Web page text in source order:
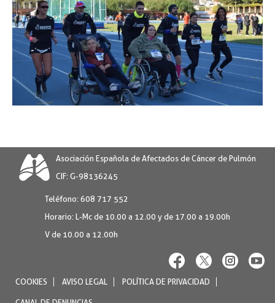
Asociación Española de Afectados de Cáncer de Pulmón
CIF: G-98136245
Teléfono: 608 717 552
Horario: L-Mc de 10.00 a 12.00 y de 17.00 a 19.00h
V de 10.00 a 12.00h
COOKIES AVISO LEGAL POLÍTICA DE PRIVACIDAD